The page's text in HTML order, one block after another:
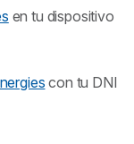
en tu dispositivo
con tu DNI